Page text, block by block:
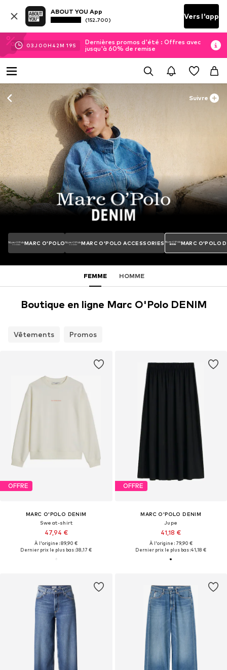
ABOUT YOU App
(152.700) Vers l'app
03J 00H 42M 17S
Dernières promos d'été : Offres avec
jusqu'à 60% de remise
Suivre
MARC O'POLO MARC O'POLO ACCESSORIES MARC O'POLO
FEMME HOMME
Boutique en ligne Marc O'Polo DENIM
Vêtements Promos
OFFRE
MARC O'POLO DENIM
Sweat-shirt
47,94 €
À l'origine : 89,90 €
Dernier prix le plus bas :38,17 €
OFFRE
MARC O'POLO DENIM
Jupe
41,18 €
À l'origine : 79,90 €
Dernier prix le plus bas :41,18 €